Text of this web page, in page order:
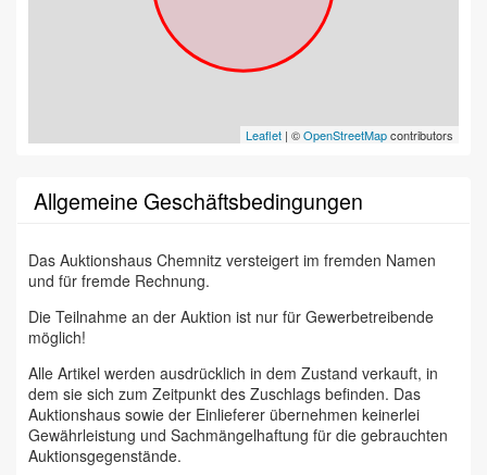
Leaflet | ©OpenStreetMapcontributors
Allgemeine Geschäftsbedingungen
Das Auktionshaus Chemnitz versteigert im fremden Namen
und für fremde Rechnung.
Die Teilnahme an der Auktion ist nur für Gewerbetreibende
möglich!
Alle Artikel werden ausdrücklich in dem Zustand verkauft, in
dem sie sich zum Zeitpunkt des Zuschlags befinden. Das
Auktionshaus sowie der Einlieferer übernehmen keinerlei
Gewährleistung und Sachmängelhaftung für die gebrauchten
Auktionsgegenstände.